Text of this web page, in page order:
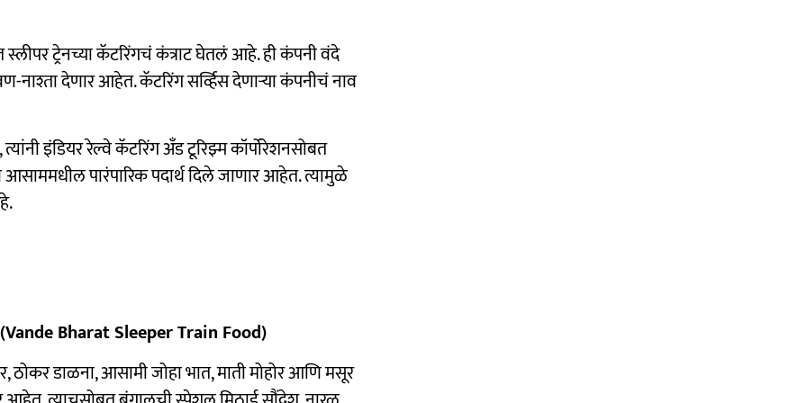
स्लीपर ट्रेनच्या कॅटरिंगचं कंत्राट घेतलं आहे. ही कंपनी वंदे
नाश्ता देणार आहेत. कॅटरिंग सर्व्हिस देणाऱ्या कंपनीचं नाव
इंडियर रेल्वे कॅटरिंग अँड टूरिझ्म कॉर्पोरेशनसोबत
पारंपारिक पदार्थ दिले जाणार आहेत. त्यामुळे
Bharat Sleeper Train Food)
ठोकर डाळना, आसामी जोहा भात, माती मोहोर आणि मसूर